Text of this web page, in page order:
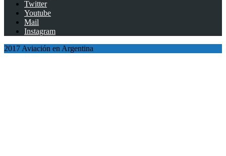
Twitter
Youtube
Mail
Instagram
2017 Aviación en Argentina